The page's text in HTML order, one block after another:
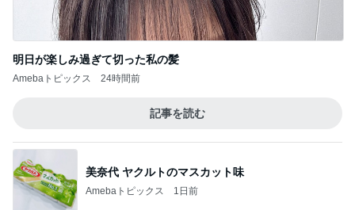
明日が楽しみ過ぎて切った私の髪
Amebaトピックス 24時間前
記事を読む
美奈代 ヤクルトのマスカット味
Amebaトピックス 1日前